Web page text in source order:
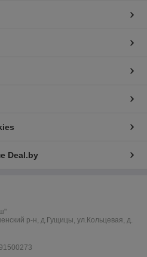
Deal.by
р-н, д.Гущицы, ул.Кольцевая, д.